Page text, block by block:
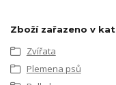
Zboží zařazeno v
Zvířata
Plemena psů